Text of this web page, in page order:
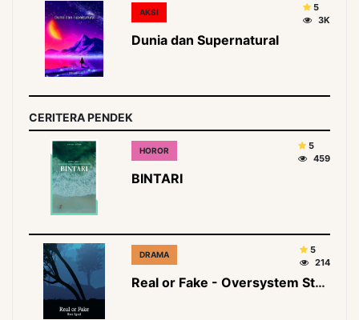
AKSI
Dunia dan Supernatural
5
3K
CERITERA PENDEK
HOROR
BINTARI
5
459
DRAMA
Real or Fake - Oversystem Story
5
214